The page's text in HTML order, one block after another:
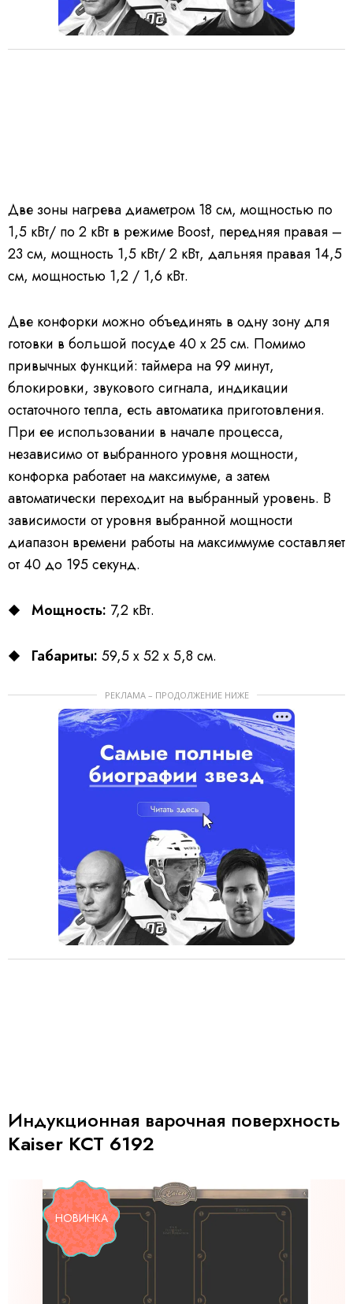
Две зоны нагрева диаметром 18 см, мощностью по
1,5 кВт/ по 2 кВт в режиме Boost, передняя правая –
23 см, мощность 1,5 кВт/ 2 кВт, дальняя правая 14,5
см, мощностью 1,2 / 1,6 кВт.
Две конфорки можно объединять в одну зону для
готовки в большой посуде 40 х 25 см. Помимо
привычных функций: таймера на 99 минут,
блокировки, звукового сигнала, индикации
остаточного тепла, есть автоматика приготовления.
При ее использовании в начале процесса,
независимо от выбранного уровня мощности,
конфорка работает на максимуме, а затем
автоматически переходит на выбранный уровень. В
зависимости от уровня выбранной мощности
диапазон времени работы на максиммуме составляет
от 40 до 195 секунд.
Мощность: 7,2 кВт.
Габариты: 59,5 х 52 х 5,8 см.
РЕКЛАМА – ПРОДОЛЖЕНИЕ НИЖЕ
Индукционная варочная поверхность
Kaiser KCT 6192
НОВИНКА